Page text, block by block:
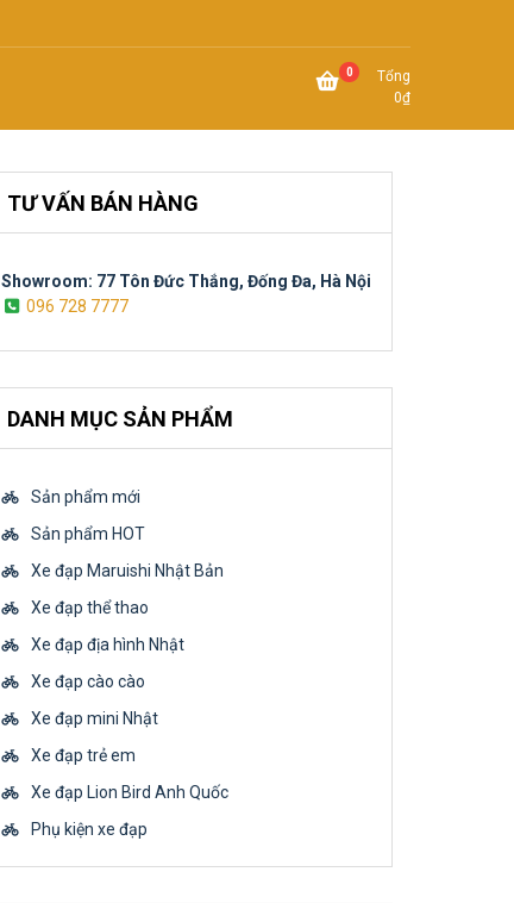
0
Tổng
0₫
TƯ VẤN BÁN HÀNG
Showroom: 77 Tôn Đức Thắng, Đống Đa, Hà Nội
096 728 7777
DANH MỤC SẢN PHẨM
Sản phẩm mới
Sản phẩm HOT
Xe đạp Maruishi Nhật Bản
Xe đạp thể thao
Xe đạp địa hình Nhật
Xe đạp cào cào
Xe đạp mini Nhật
Xe đạp trẻ em
Xe đạp Lion Bird Anh Quốc
Phụ kiện xe đạp